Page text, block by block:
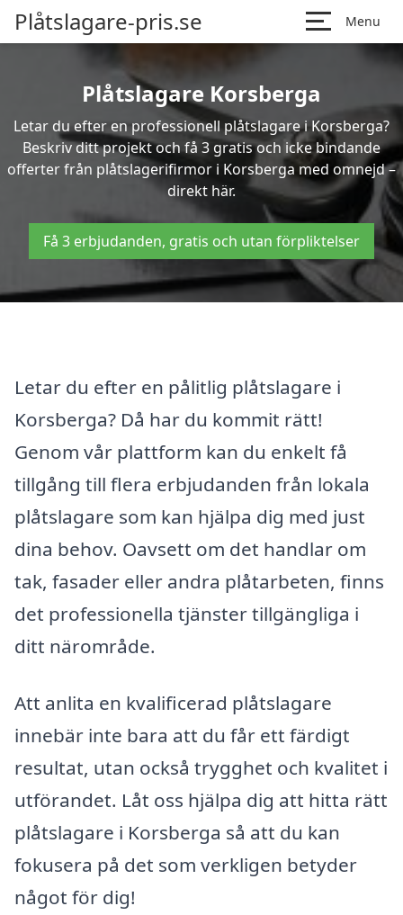
Plåtslagare-pris.se Menu
Plåtslagare Korsberga
Letar du efter en professionell plåtslagare i Korsberga?
Beskriv ditt projekt och få 3 gratis och icke bindande
offerter från plåtslagerifirmor i Korsberga med omnejd –
direkt här.
Få 3 erbjudanden, gratis och utan förpliktelser
Letar du efter en pålitlig plåtslagare i
Korsberga? Då har du kommit rätt!
Genom vår plattform kan du enkelt få
tillgång till flera erbjudanden från lokala
plåtslagare som kan hjälpa dig med just
dina behov. Oavsett om det handlar om
tak, fasader eller andra plåtarbeten, finns
det professionella tjänster tillgängliga i
ditt närområde.
Att anlita en kvalificerad plåtslagare
innebär inte bara att du får ett färdigt
resultat, utan också trygghet och kvalitet i
utförandet. Låt oss hjälpa dig att hitta rätt
plåtslagare i Korsberga så att du kan
fokusera på det som verkligen betyder
något för dig!